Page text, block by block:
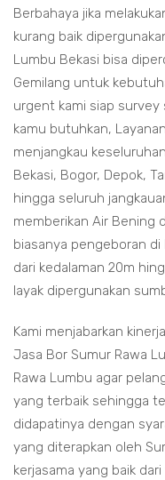
Berbahaya jika
kurang baik
Lumbu Bekasi bisa
Gemilang untuk
urgent kami siap
kamu butuhkan,
menjangkau
Bekasi, Bogor, Depok,
hingga seluruh
memberikan Air Bening
biasanya pengeboran
dari kedalaman 20m
layak dipergunakan
Kami menjabarkan
Jasa Bor Sumur Rawa
Rawa Lumbu agar
yang terbaik sehingga
didapatinya dengan
yang diterapkan oleh
kerjasama yang baik